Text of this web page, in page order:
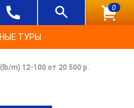
0
ТУРЫ
m) 12-100 от 20 500 р.